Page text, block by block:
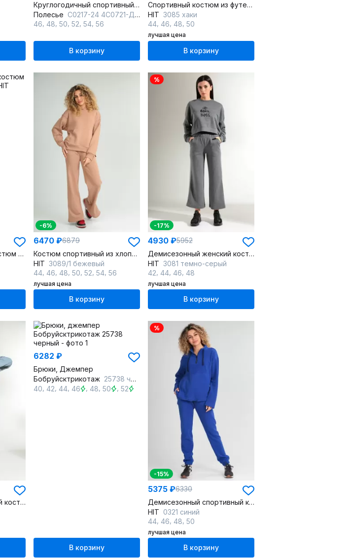
Круглогодичный спортивный комплект из трикотажа
Полесье С0217-24 4С0721-Д43 164 м.синий
46 48 50 52 54 56
В корзину
Спортивный костюм из футера с ярким принтом
HIT 3085 хаки
44 46 48 50
лучшая цена
В корзину
Летний спортивный костюм из хлопкового футера
-6%
6470 ₽6879
Костюм спортивный из хлопкового футера с худи больших размеров
HIT 3089/1 бежевый
44 46 48 50 52 54 56
лучшая цена
В корзину
%
-17%
4930 ₽5952
Демисезонный женский костюм из хлопкового футера
HIT 3081 темно-серый
42 44 46 48
лучшая цена
В корзину
Демисезонный женский костюм из хлопкового трикотажа
6282 ₽
Брюки, Джемпер
Бобруйсктрикотаж 25738 черный
40 42 44 46 48 ,50 52
В корзину
%
-15%
5375 ₽6330
Демисезонный спортивный костюм из флиса с молнией
HIT 0321 синий
44 46 48 50
лучшая цена
В корзину